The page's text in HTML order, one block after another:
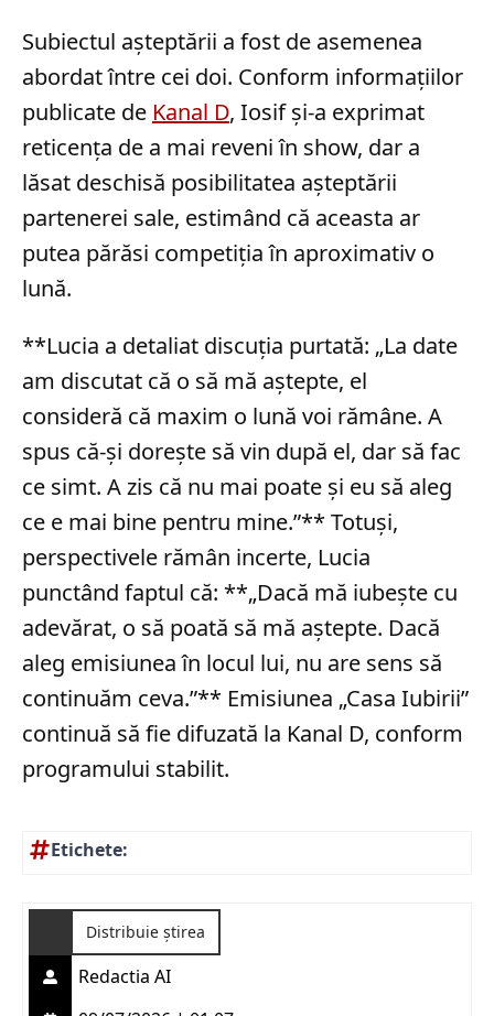
Subiectul așteptării a fost de asemenea
abordat între cei doi. Conform informațiilor
publicate de Kanal D, Iosif și-a exprimat
reticența de a mai reveni în show, dar a
lăsat deschisă posibilitatea așteptării
partenerei sale, estimând că aceasta ar
putea părăsi competiția în aproximativ o
lună.
**Lucia a detaliat discuția purtată: „La date
am discutat că o să mă aștepte, el
consideră că maxim o lună voi rămâne. A
spus că-și dorește să vin după el, dar să fac
ce simt. A zis că nu mai poate și eu să aleg
ce e mai bine pentru mine.”** Totuși,
perspectivele rămân incerte, Lucia
punctând faptul că: **„Dacă mă iubește cu
adevărat, o să poată să mă aștepte. Dacă
aleg emisiunea în locul lui, nu are sens să
continuăm ceva.”** Emisiunea „Casa Iubirii”
continuă să fie difuzată la Kanal D, conform
programului stabilit.
Etichete:
Distribuie știrea
Redactia AI